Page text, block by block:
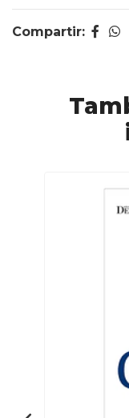
Compartir: